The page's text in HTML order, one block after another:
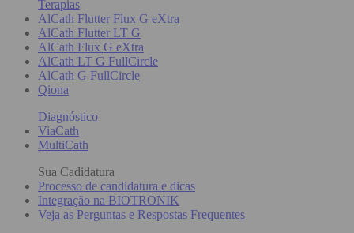
Terapias
AlCath Flutter Flux G eXtra
AlCath Flutter LT G
AlCath Flux G eXtra
AlCath LT G FullCircle
AlCath G FullCircle
Qiona
Diagnóstico
ViaCath
MultiCath
Sua Cadidatura
Processo de candidatura e dicas
Integração na BIOTRONIK
Veja as Perguntas e Respostas Frequentes